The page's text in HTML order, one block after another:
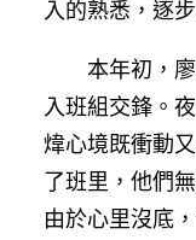
入的熟悉，逐
本年初，
入班組交鋒。
煒心境既衝動
了班里，他們
由於心里沒底